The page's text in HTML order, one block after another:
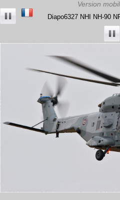
Diapo6327 NHI NH-90